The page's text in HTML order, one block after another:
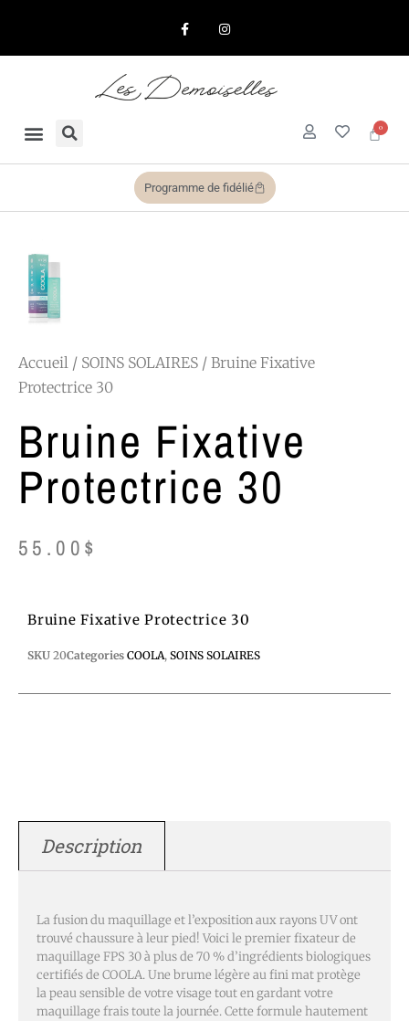
Programme de fidélié
Accueil / SOINS SOLAIRES / Bruine Fixative
Protectrice 30
Bruine Fixative
Protectrice 30
55.00$
Bruine Fixative Protectrice 30
SKU 20Categories COOLA, SOINS SOLAIRES
Description
La fusion du maquillage et l’exposition aux rayons UV ont
trouvé chaussure à leur pied! Voici le premier fixateur de
maquillage FPS 30 à plus de 70 % d’ingrédients biologiques
certifiés de COOLA. Une brume légère au fini mat protège
la peau sensible de votre visage tout en gardant votre
maquillage frais toute la journée. Cette formule hautement